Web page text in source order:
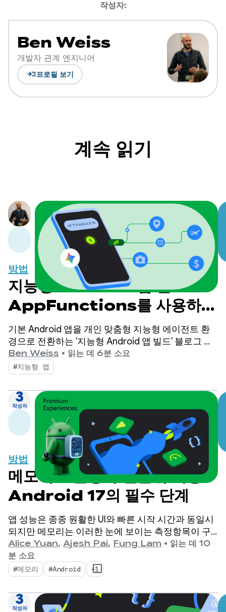
작성자:
Ben Weiss
개발자 관계 엔지니어
read_more프로필 보기
계속 읽기
방법
지능형 Android 앱 빌드:
AppFunctions를 사용하여
Android의 인텔리전스 시스
템에 통합
기본 Android 앱을 개인 맞춤형 지능형 에이전트 환
경으로 전환하는 '지능형 Android 앱 빌드' 블로그 게
시물 시리즈에 다시 오신 것을 환영합니다. 이전 게시
물에서는 Firebase AI Logic을 활용하여 클라우드 호
스팅 및 하이브리드 AI 기능을 빌드하는 방법을 살펴
보았습니다.
Ben Weiss • 읽는 데 6분 소요
#지능형 앱
3
작성자
방법
메모리 효율성 우선순위 지정:
Android 17의 필수 단계
앱 성능은 종종 원활한 UI와 빠른 시작 시간과 동일시
되지만 메모리는 이러한 눈에 보이는 측정항목이 구
축되는 기반 역할을 합니다. 기기 메모리가 그 어느 때
보다 중요해지는 변화가 일어나고 있다는 것은 비밀
이 아닙니다.
Alice Yuan, Ajesh Pai, Fung Lam • 읽는 데 10
분 소요
#메모리 #Android +1
3
작성자